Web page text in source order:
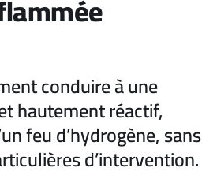
conduire à une
hautement réactif,
feu d’hydrogène, sans
d’intervention.